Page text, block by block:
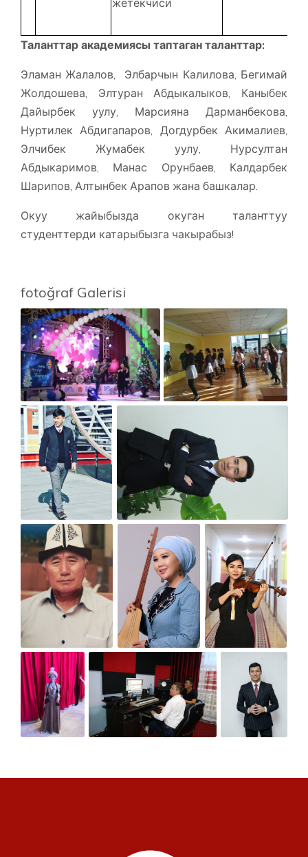
Таланттар академиясы таптаган таланттар:
Эламан Жалалов, Элбарчын Калилова, Бегимай
Жолдошева, Элтуран Абдыкалыков, Каныбек
Дайырбек уулу, Марсияна Дарманбекова,
Нуртилек Абдигапаров, Догдурбек Акималиев,
Элчибек Жумабек уулу, Нурсултан
Абдыкаримов, Манас Орунбаев, Калдарбек
Шарипов, Алтынбек Арапов жана башкалар.
Окуу жайыбызда окуган таланттуу
студенттерди катарыбызга чакырабыз!
fotoğraf Galerisi